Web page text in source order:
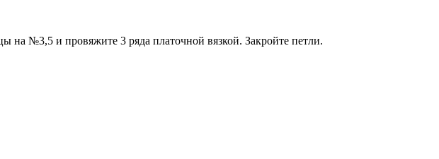
на №3,5 и провяжите 3 ряда платочной вязкой. Закройте петли.